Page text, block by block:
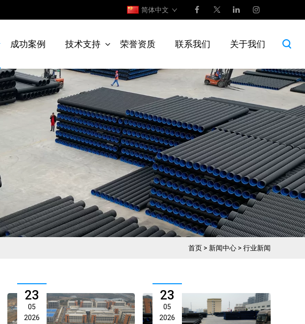
简体中文
成功案例 技术支持 荣誉资质 联系我们 关于我们
首页 > 新闻中心 > 行业新闻
23
05
2026
23
05
2026